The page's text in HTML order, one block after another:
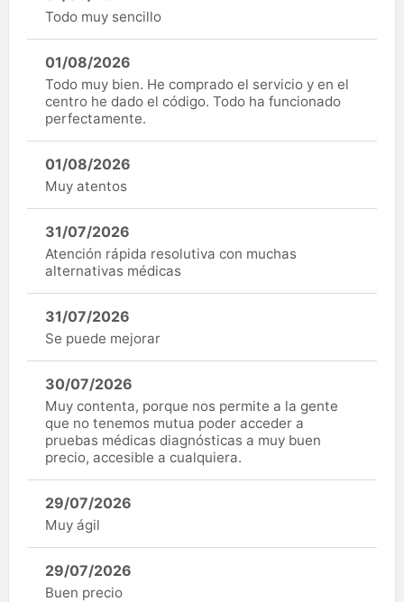
Todo muy sencillo
01/08/2026
Todo muy bien. He comprado el servicio y en el
centro he dado el código. Todo ha funcionado
perfectamente.
01/08/2026
Muy atentos
31/07/2026
Atención rápida resolutiva con muchas
alternativas médicas
31/07/2026
Se puede mejorar
30/07/2026
Muy contenta, porque nos permite a la gente
que no tenemos mutua poder acceder a
pruebas médicas diagnósticas a muy buen
precio, accesible a cualquiera.
29/07/2026
Muy ágil
29/07/2026
Buen precio